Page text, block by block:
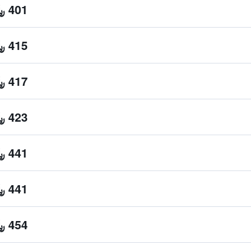
401 ﷼
415 ﷼
417 ﷼
423 ﷼
441 ﷼
441 ﷼
454 ﷼